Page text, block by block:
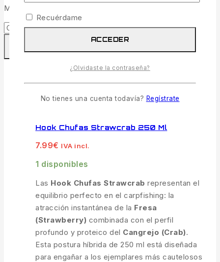
Mostrando el único resultado
Hook Chufas Strawcrab 250 Ml
7.99€ IVA incl.
1 disponibles
Las Hook Chufas Strawcrab representan el
equilibrio perfecto en el carpfishing: la
atracción instantánea de la Fresa
(Strawberry) combinada con el perfil
profundo y proteico del Cangrejo (Crab).
Esta postura híbrida de 250 ml está diseñada
para engañar a los ejemplares más cautelosos
Recuérdame
ACCEDER
¿Olvidaste la contraseña?
No tienes una cuenta todavía? Regístrate